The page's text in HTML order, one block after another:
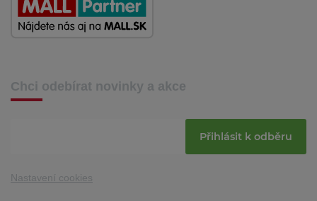
Chci odebírat novinky a akce
Přihlásit k odběru
Nastavení cookies